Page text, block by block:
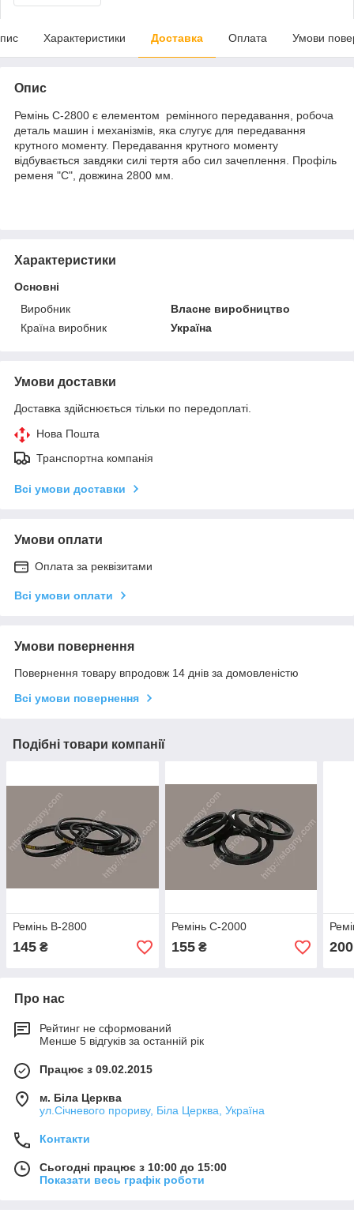
Характеристики Доставка Оплата Умови
Опис
Ремінь C-2800 є елементом ремінного передавання, робоча
деталь машин і механізмів, яка слугує для передавання
крутного моменту. Передавання крутного моменту
відбувається завдяки силі тертя або сил зачеплення. Профіль
ременя "C", довжина 2800 мм.
Характеристики
Основні
Виробник
Власне виробництво
Країна виробник
Україна
Умови доставки
Доставка здійснюється тільки по передоплаті.
Нова Пошта
Транспортна компанія
Всі умови доставки
Умови оплати
Оплата за реквізитами
Всі умови оплати
Умови повернення
Повернення товару впродовж 14 днів за домовленістю
Всі умови повернення
Подібні товари компанії
Ремінь В-2800
145 ₴
Ремінь С-2000
155₴ 200
Про нас
Рейтинг не сформований
Менше 5 відгуків за останній рік
Працює з 09.02.2015
м. Біла Церква
ул.Січневого прориву, Біла Церква, Україна
Контакти
Сьогодні працює з 10:00 до 15:00
Показати весь графік роботи